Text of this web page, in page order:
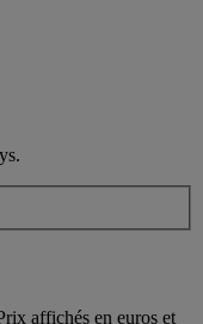
affichés en euros et